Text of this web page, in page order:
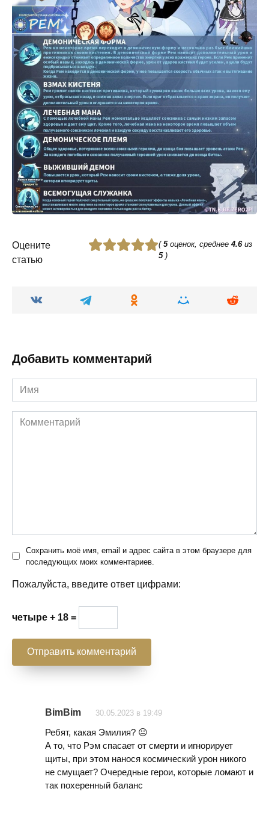
Оцените
статью
(5оценок, среднее4.6из
5)
Добавить комментарий
Имя
Комментарий
Сохранить моё имя, email и адрес сайта в этом браузере для
последующих моих комментариев.
Пожалуйста, введите ответ цифрами:
четыре + 18 =
BimBim 30.05.2023 в 19:49
Ребят, какая Эмилия? 😐
А то, что Рэм спасает от смерти и игнорирует
щиты, при этом нанося космический урон никого
не смущает? Очередные герои, которые ломают и
так похеренный баланс